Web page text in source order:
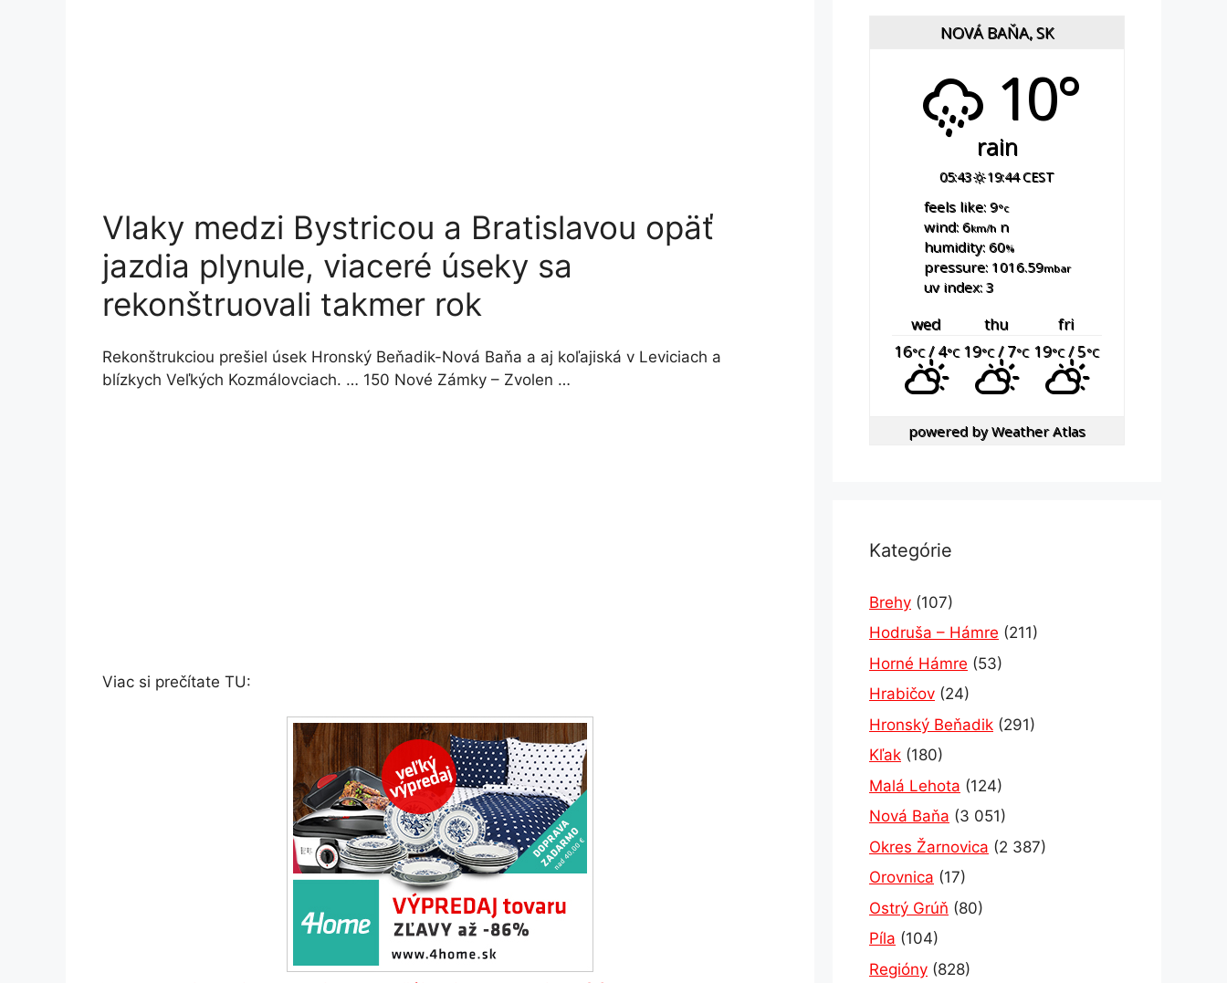
Vlaky medzi Bystricou a Bratislavou opäť
jazdia plynule, viaceré úseky sa
rekonštruovali takmer rok
Rekonštrukciou prešiel úsek Hronský Beňadik-Nová Baňa a aj koľajiská v Leviciach a
blízkych Veľkých Kozmálovciach. … 150 Nové Zámky – Zvolen …
Viac si prečítate TU:
NOVÁ BAŇA, SK
10°
rain
05:43 19:44 CEST
feels like: 9°c
wind: 6km/hn
humidity: 60%
pressure: 1016.59mbar
uv index: 3
wed thu
fri
16°C/ 4°C 19°C/ 7°C 19°C/ 5°C
powered byWeather Atlas
Kategórie
Brehy (107)
Hodruša – Hámre (211)
Horné Hámre (53)
Hrabičov (24)
Hronský Beňadik (291)
Kľak (180)
Malá Lehota (124)
Nová Baňa (3 051)
Okres Žarnovica (2 387)
Orovnica (17)
Ostrý Grúň (80)
Píla (104)
Regióny (828)